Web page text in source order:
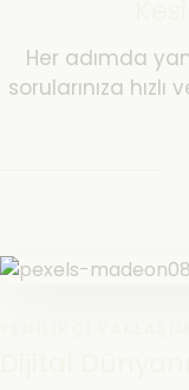
Her adımda
sorularınıza